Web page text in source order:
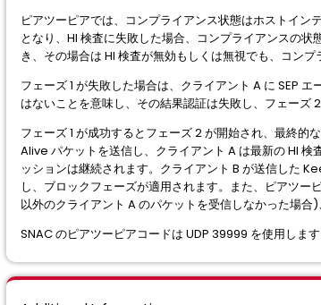
ピアツーピアでは、コンプライアンス状態はホストイ
となり、HI 検査に失敗した場合、コンプライアンスの
き、その場合は HI 検査が無効もしくは無視でも、コン
フェーズ 1 が失敗した場合は、クライアント A に SEP
はないことを意味し、その結果認証は失敗し、フェーズ 2
フェーズ 1 が成功するとフェーズ 2 が開始され、最終
Alive パケットを送信し、クライアント A は最新の HI
ッションは継続されます。クライアント B が送信した
し、ブロックフェーズが適用されます。また、ピアツ
以外のクライアント A のパケットを受信しなかった場合
SNAC のピアツーピアコードは UDP 39999 を使用します